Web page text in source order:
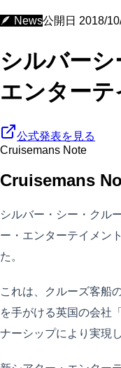
🪶 News公開日 2018/
シルバーシ
エンター
公式発表を見る
Cruisemans Note
Cruisemans
シルバー・シー・クル
ー・エンターテイメン
た。
これは、クルーズ客船
を手がける英国の会社
ナーシップにより実現